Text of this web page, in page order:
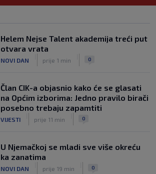
NOGOMET 6. aug.
NOGOMET
|
6. aug.
| 0
Helem Nejse Talent akademija treći put
otvara vrata
NOVI DAN prije 1 min 0
Član CIK-a objasnio kako će se glasati
na Općim izborima: Jedno pravilo birači
posebno trebaju zapamtiti
VIJESTI prije 11 min 0
U Njemačkoj se mladi sve više okreću
ka zanatima
NOVI DAN prije 19 min 0